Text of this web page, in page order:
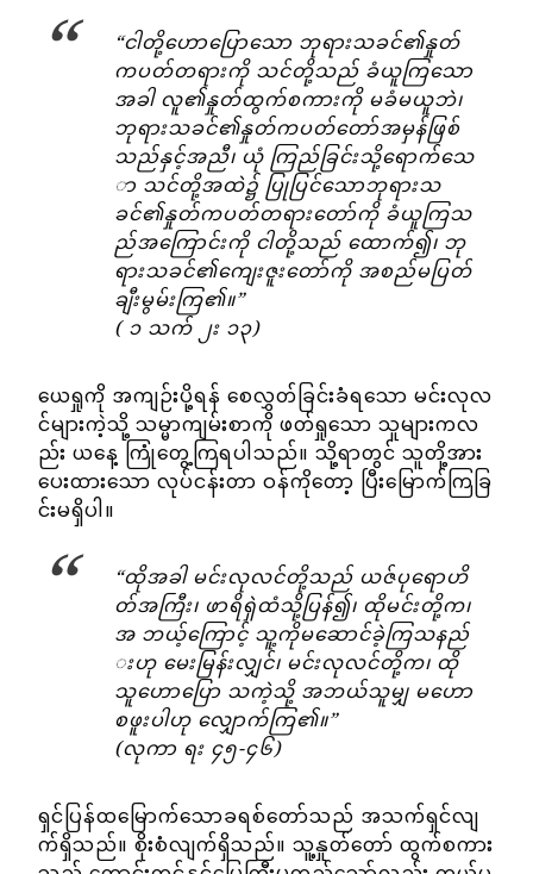
“ငါတို့ဟောပြောသော ဘုရားသခင်၏နှုတ်
ကပတ်တရားကို သင်တို့သည် ခံယူကြသော
အခါ လူ၏နှုတ်ထွက်စကားကို မခံမယူဘဲ၊
ဘုရားသခင်၏နှုတ်ကပတ်တော်အမှန်ဖြစ်
သည်နှင့်အညီ၊ ယုံ ကြည်ခြင်းသို့ရောက်သေ
ာ သင်တို့အထဲ၌ ပြုပြင်သောဘုရားသ
ခင်၏နှုတ်ကပတ်တရားတော်ကို ခံယူကြသ
ည်အကြောင်းကို ငါတို့သည် ထောက်၍၊ ဘု
ရားသခင်၏ကျေးဇူးတော်ကို အစည်မပြတ်
ချီးမွမ်းကြ၏။”
( ၁ သက် ၂း ၁၃)
ယေရှုကို အကျဉ်းပို့ရန် စေလွှတ်ခြင်းခံရသော မင်းလုလ
င်များကဲ့သို့ သမ္မာကျမ်းစာကို ဖတ်ရှုသော သူများကလ
ည်း ယနေ့ ကြုံတွေ့ကြရပါသည်။ သို့ရာတွင် သူတို့အား
ပေးထားသော လုပ်ငန်းတာ ဝန်ကိုတော့ ပြီးမြောက်ကြခြ
င်းမရှိပါ။
“ထိုအခါ မင်းလုလင်တို့သည် ယဇ်ပုရောဟိ
တ်အကြီး၊ ဖာရိရှဲထံသို့ပြန်၍၊ ထိုမင်းတို့က၊
အ ဘယ့်ကြောင့် သူ့ကိုမဆောင်ခဲ့ကြသနည်
းဟု မေးမြန်းလျှင်၊ မင်းလုလင်တို့က၊ ထို
သူဟောပြော သကဲ့သို့ အဘယ်သူမျှ မဟော
စဖူးပါဟု လျှောက်ကြ၏။”
(လုကာ ရး ၄၅-၄၆)
ရှင်ပြန်ထမြောက်သောခရစ်တော်သည် အသက်ရှင်လျ
က်ရှိသည်။ စိုးစံလျက်ရှိသည်။ သူ့နှုတ်တော် ထွက်စကား